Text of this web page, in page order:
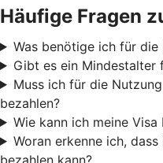
Häufige Fragen
Was benötige ich für
Gibt es ein Mindestalter
Muss ich für die
bezahlen?
Wie kann ich meine
Woran erkenne ich,
bezahlen kann?